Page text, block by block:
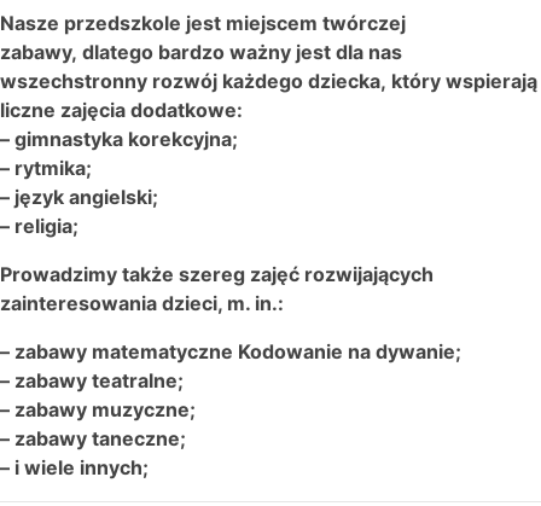
Nasze przedszkole jest miejscem twórczej
zabawy, dlatego bardzo ważny jest dla nas
wszechstronny rozwój każdego dziecka, który wspierają
liczne zajęcia dodatkowe:
– gimnastyka korekcyjna;
– rytmika;
– język angielski;
– religia;
Prowadzimy także szereg zajęć rozwijających
zainteresowania dzieci, m. in.:
– zabawy matematyczne Kodowanie na dywanie;
– zabawy teatralne;
– zabawy muzyczne;
– zabawy taneczne;
– i wiele innych;